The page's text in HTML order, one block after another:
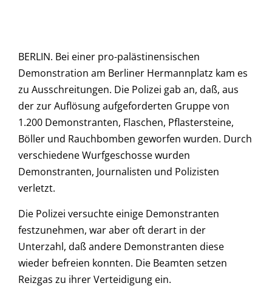
BERLIN. Bei einer pro-palästinensischen
Demonstration am Berliner Hermannplatz kam es
zu Ausschreitungen. Die Polizei gab an, daß, aus
der zur Auflösung aufgeforderten Gruppe von
1.200 Demonstranten, Flaschen, Pflastersteine,
Böller und Rauchbomben geworfen wurden. Durch
verschiedene Wurfgeschosse wurden
Demonstranten, Journalisten und Polizisten
verletzt.
Die Polizei versuchte einige Demonstranten
festzunehmen, war aber oft derart in der
Unterzahl, daß andere Demonstranten diese
wieder befreien konnten. Die Beamten setzen
Reizgas zu ihrer Verteidigung ein.